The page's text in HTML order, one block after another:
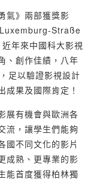
氣》兩部獲獎影
Straße
年來中國科大影視
、創作佳績，八年
足以驗證影視設計
成果及國際肯定！
展有機會與歐洲各
流，讓學生們能夠
國不同文化的影片
成熟、更專業的影
能首度獲得柏林獨